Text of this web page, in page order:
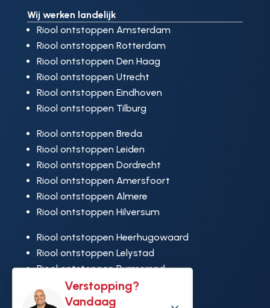
Verstopping?
Vandaag
Wij werken landelijk
Riool ontstoppen Amsterdam
Riool ontstoppen Rotterdam
Riool ontstoppen Den Haag
Riool ontstoppen Utrecht
Riool ontstoppen Eindhoven
Riool ontstoppen Tilburg
Riool ontstoppen Breda
Riool ontstoppen Leiden
Riool ontstoppen Dordrecht
Riool ontstoppen Amersfoort
Riool ontstoppen Almere
Riool ontstoppen Hilversum
Riool ontstoppen Heerhugowaard
Riool ontstoppen Lelystad
Riool ontstoppen Purmerend
Riool ontstoppen Ridderkerk
Riool ontstoppen Rijswijk